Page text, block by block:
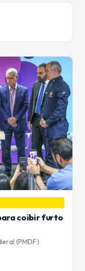
coibir furto
(PMDF)